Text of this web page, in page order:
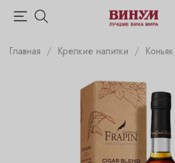
Главная Крепкие напитки Коньяк